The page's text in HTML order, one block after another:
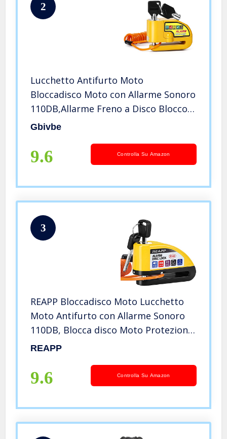
2
Lucchetto Antifurto Moto
Bloccadisco Moto con Allarme Sonoro
110DB,Allarme Freno a Disco Blocco
Antifurto per Moto Bici e Scooter
primaverile e Borsa Trasporto
Gbivbe
9.6 Controlla Su Amazon
3
REAPP Bloccadisco Moto Lucchetto
Moto Antifurto con Allarme Sonoro
110DB, Blocca disco Moto Protezione
Antifurto per Moto Bici, Accessori
REAPP
9.6 Controlla Su Amazon